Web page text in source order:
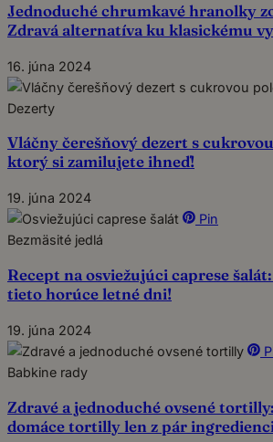
Jednoduché chrumkavé hranolky
Zdravá alternatíva ku klasickému
16. júna 2024
Dezerty
Vláčny čerešňový dezert s
ktorý si zamilujete ihneď!
19. júna 2024
Pin
Bezmäsité jedlá
Recept na osviežujúci caprese
tieto horúce letné dni!
19. júna 2024
Babkine rady
Zdravé a jednoduché ovsené
domáce tortilly len z pár